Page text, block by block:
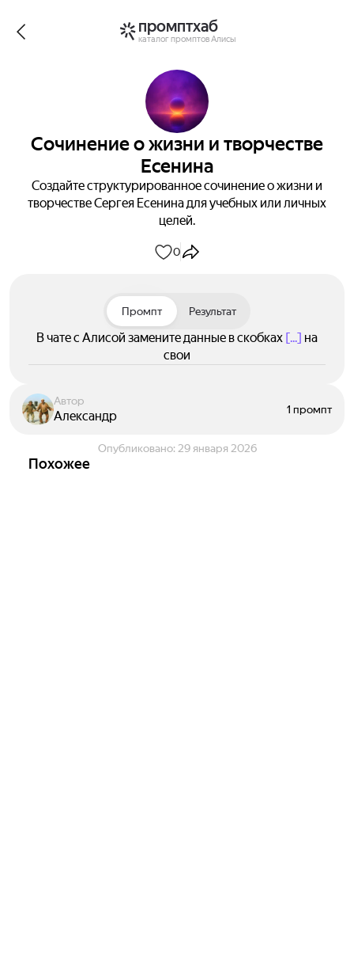
промптхаб
каталог промптов Алисы
Сочинение о жизни и творчестве
Есенина
Создайте структурированное сочинение о жизни и
творчестве Сергея Есенина для учебных или личных
целей.
0
Промпт Результат
В чате с Алисой замените данные в скобках [...] на
свои
Автор
Александр 1 промпт
Опубликовано: 29 января 2026
Похожее